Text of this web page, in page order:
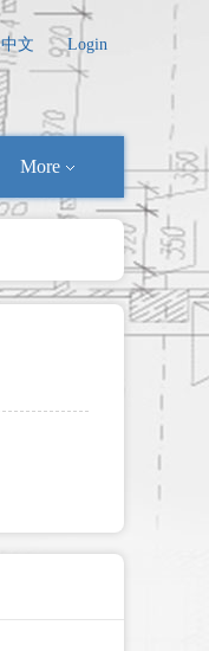
中文 Login
More